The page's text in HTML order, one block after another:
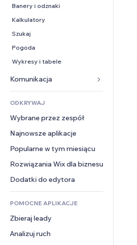
Ceny i subskrypcja
Crowdfunding
Żywność i napoje
Wiadomości
Usługi związane z treścią
Efekty tekstowe
Banery i odznaki
Kalkulatory
Szukaj
Pogoda
Wykresy i tabele
Formularze
Ankiety
Czat
Komentarze
Telefon
Społeczność
Opinie i polecenia
CRM
ODKRYWAJ
Wybrane przez zespół
Najnowsze aplikacje
Popularne w tym miesiącu
Rozwiązania Wix dla biznesu
Dodatki do edytora
POMOCNE APLIKACJE
Zbieraj leady
Analizuj ruch